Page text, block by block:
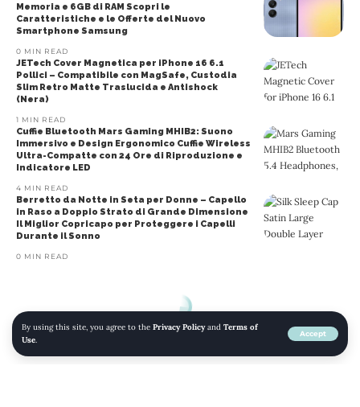
By using this site, you agree to the Privacy Policyand Terms of
Use.
Accept
Memoria e 6GB di RAM Scopri le
Caratteristiche e le Offerte del Nuovo
Smartphone Samsung
0 MIN READ
JETech Cover Magnetica per iPhone 16 6.1
Pollici – Compatibile con MagSafe, Custodia
Slim Retro Matte Traslucida e Antishock
(Nera)
1 MIN READ
Cuffie Bluetooth Mars Gaming MHIB2: Suono
Immersivo e Design Ergonomico Cuffie Wireless
Ultra-Compatte con 24 Ore di Riproduzione e
Indicatore LED
4 MIN READ
Berretto da Notte in Seta per Donne – Capello
in Raso a Doppio Strato di Grande Dimensione
Il Miglior Copricapo per Proteggere i Capelli
Durante il Sonno
0 MIN READ